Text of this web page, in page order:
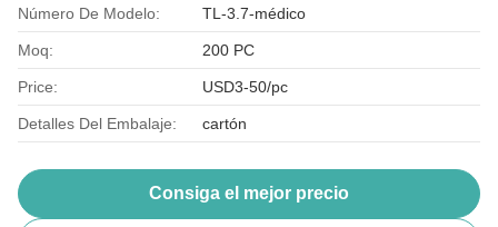
Número De Modelo: TL-3.7-médico
Moq: 200 PC
Price: USD3-50/pc
Detalles Del Embalaje: cartón
Consiga el mejor precio